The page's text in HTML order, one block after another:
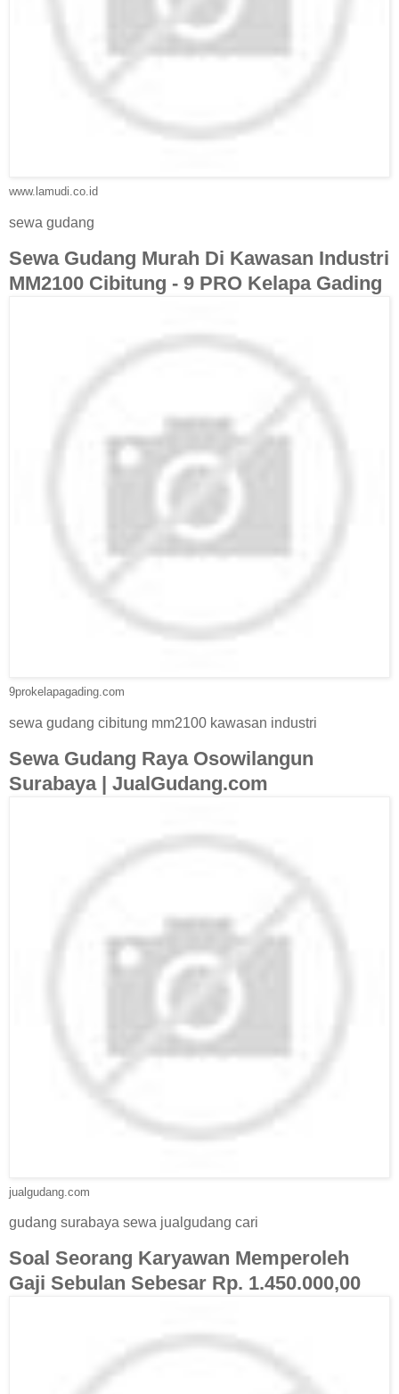
www.lamudi.co.id
sewa gudang
Sewa Gudang Murah Di Kawasan Industri
MM2100 Cibitung - 9 PRO Kelapa Gading
9prokelapagading.com
sewa gudang cibitung mm2100 kawasan industri
Sewa Gudang Raya Osowilangun
Surabaya | JualGudang.com
jualgudang.com
gudang surabaya sewa jualgudang cari
Soal Seorang Karyawan Memperoleh
Gaji Sebulan Sebesar Rp. 1.450.000,00